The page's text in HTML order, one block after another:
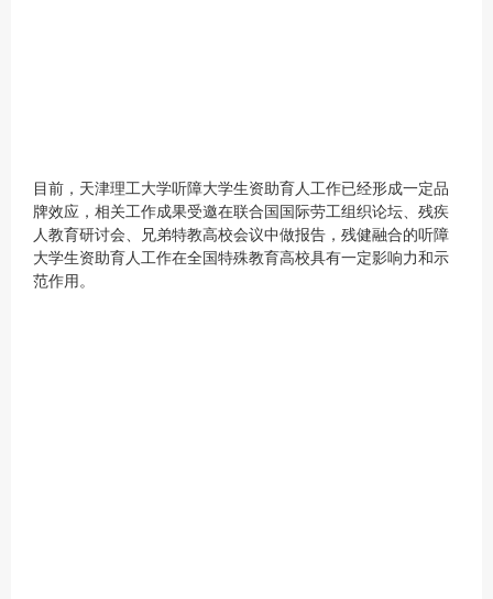
目前，天津理工大学听障大学生资助育人工作已经形成一定品
牌效应，相关工作成果受邀在联合国国际劳工组织论坛、残疾
人教育研讨会、兄弟特教高校会议中做报告，残健融合的听障
大学生资助育人工作在全国特殊教育高校具有一定影响力和示
范作用。